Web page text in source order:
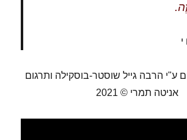
ע"י הרבה גייל שוסטר-בוסקילה ותרגום
אניטה תמרי © 2021